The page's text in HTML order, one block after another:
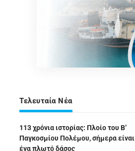
Τελευταία Νέα
113 χρόνια ιστορίας: Πλοίο του Β’
Παγκοσμίου Πολέμου, σήμερα είναι
ένα πλωτό δάσος